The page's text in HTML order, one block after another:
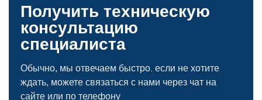
Получить техническую
консультацию
специалиста
Обычно, мы отвечаем быстро. если не хотите
ждать, можете связаться с нами через чат на
сайте или по телефону